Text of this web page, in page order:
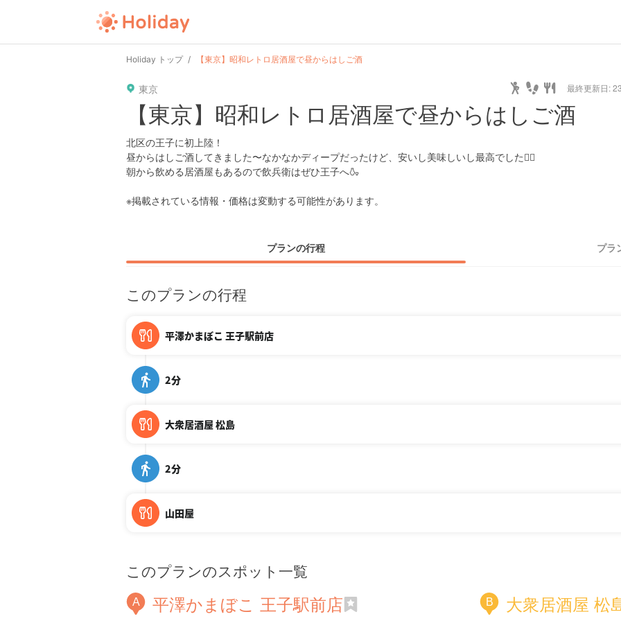
Holiday トップ 【東京】昭和レトロ居酒屋で昼からはしご酒
東京 最終更新日:
【東京】昭和レトロ居酒屋で昼からはしご酒
北区の王子に初上陸！
昼からはしご酒してきました〜なかなかディープだったけど、安いし美味しいし最高でした🙆‍♀️
朝から飲める居酒屋もあるので飲兵衛はぜひ王子へ🍶
※掲載されている情報・価格は変動する可能性があります。
プランの行程 プラ
このプランの行程
平澤かまぼこ 王子駅前店
2分
大衆居酒屋 松島
2分
山田屋
このプランのスポット一覧
A 平澤かまぼこ 王子駅前店 B 大衆居酒屋 松